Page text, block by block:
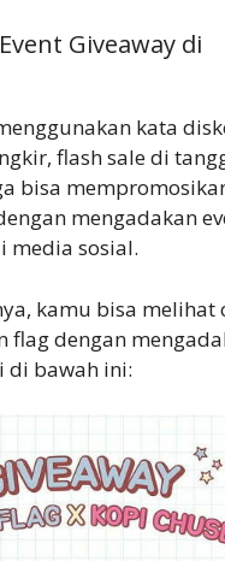
Giveaway di
kata
flash sale di
bisa
mengadakan
media sosial.
kamu bisa melihat
flag dengan
di bawah ini: